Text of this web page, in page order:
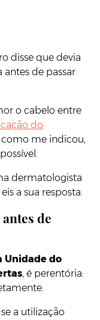
disse que devia
de passar
o cabelo entre
do
me indicou,
dermatologista
a sua resposta.
de
Unidade do
, é perentória:
a utilização